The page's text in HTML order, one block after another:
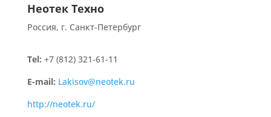
Неотек Техно
Россия, г. Санкт-Петербург
Tel: +7 (812) 321-61-11
E-mail: Lakisov@neotek.ru
http://neotek.ru/